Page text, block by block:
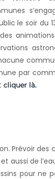
le soir du
par
cliquer là.
Prévoir des
aussi de
pour ne